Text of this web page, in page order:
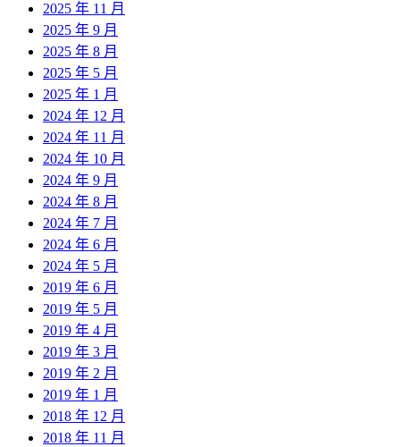
2025 年 11 月
2025 年 9 月
2025 年 8 月
2025 年 5 月
2025 年 1 月
2024 年 12 月
2024 年 11 月
2024 年 10 月
2024 年 9 月
2024 年 8 月
2024 年 7 月
2024 年 6 月
2024 年 5 月
2019 年 6 月
2019 年 5 月
2019 年 4 月
2019 年 3 月
2019 年 2 月
2019 年 1 月
2018 年 12 月
2018 年 11 月